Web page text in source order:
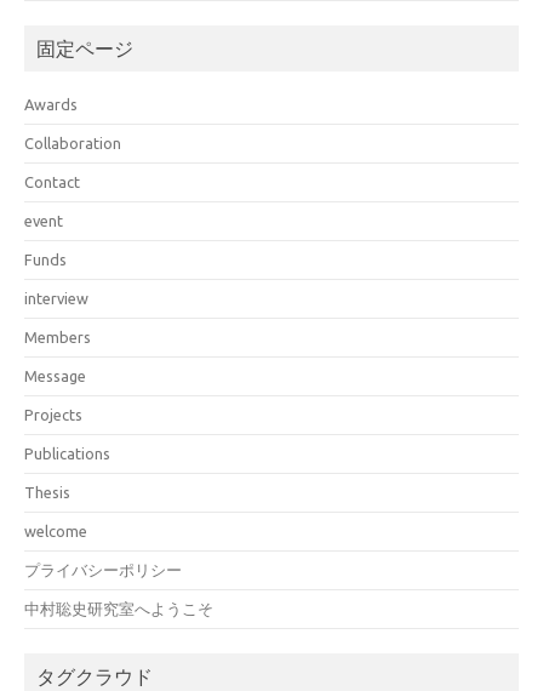
固定ページ
Awards
Collaboration
Contact
event
Funds
interview
Members
Message
Projects
Publications
Thesis
welcome
プライバシーポリシー
中村聡史研究室へようこそ
タグクラウド